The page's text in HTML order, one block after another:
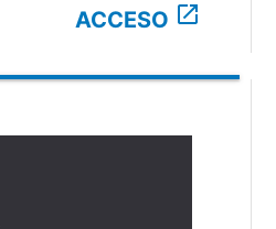
ACCESO open_in_new